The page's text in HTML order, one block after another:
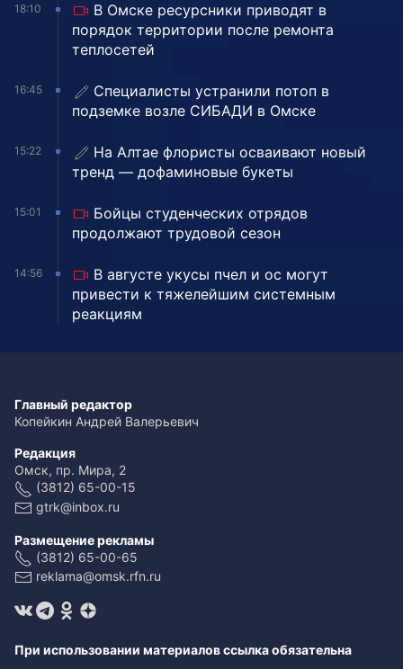
18:10
В Омске ресурсники приводят в
порядок территории после ремонта
теплосетей
16:45
Специалисты устранили потоп в
подземке возле СИБАДИ в Омске
15:22
На Алтае флористы осваивают новый
тренд — дофаминовые букеты
15:01
Бойцы студенческих отрядов
продолжают трудовой сезон
14:56
В августе укусы пчел и ос могут
привести к тяжелейшим системным
реакциям
Главный редактор
Копейкин Андрей Валерьевич
Редакция
Омск, пр. Мира, 2
(3812) 65-00-15
gtrk@inbox.ru
Размещение рекламы
(3812) 65-00-65
reklama@omsk.rfn.ru
При использовании материалов ссылка обязательна